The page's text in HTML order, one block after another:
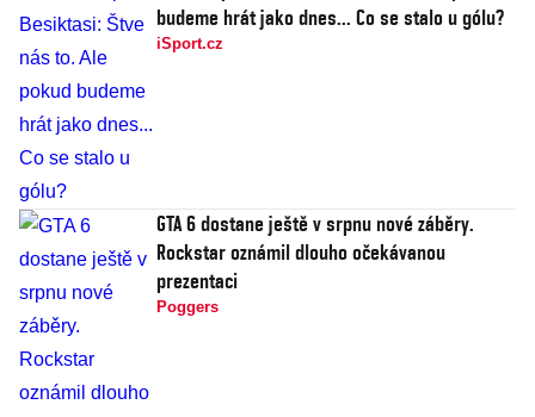
budeme hrát jako dnes... Co se stalo u gólu?
iSport.cz
GTA 6 dostane ještě v srpnu nové záběry.
Rockstar oznámil dlouho očekávanou
prezentaci
Poggers